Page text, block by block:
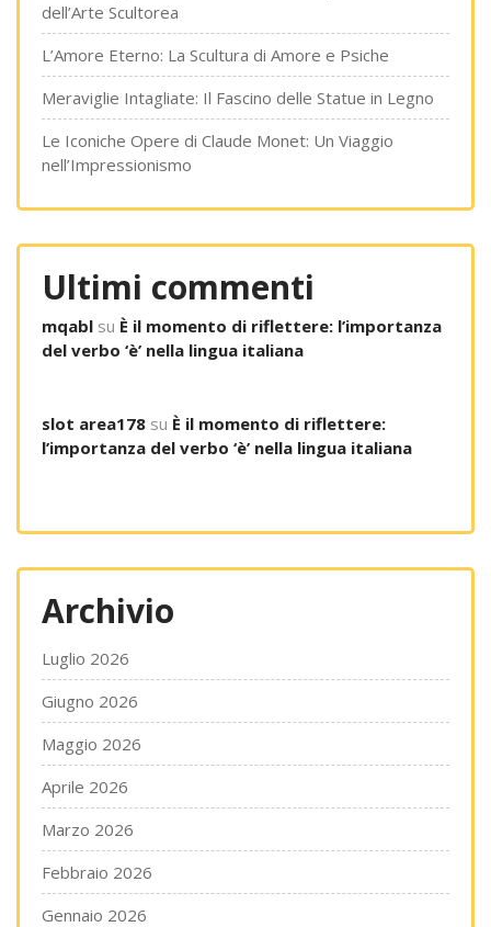
dell’Arte Scultorea
L’Amore Eterno: La Scultura di Amore e Psiche
Meraviglie Intagliate: Il Fascino delle Statue in Legno
Le Iconiche Opere di Claude Monet: Un Viaggio
nell’Impressionismo
Ultimi commenti
mqabl su È il momento di riflettere: l’importanza
del verbo ‘è’ nella lingua italiana
slot area178 su È il momento di riflettere:
l’importanza del verbo ‘è’ nella lingua italiana
Archivio
Luglio 2026
Giugno 2026
Maggio 2026
Aprile 2026
Marzo 2026
Febbraio 2026
Gennaio 2026